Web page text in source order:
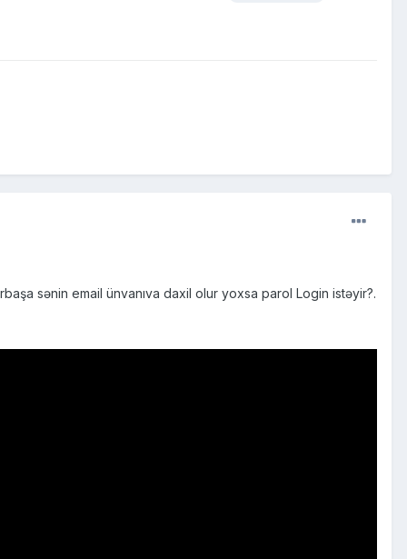
sənin email ünvanıva daxil olur yoxsa parol Login istəyir?.